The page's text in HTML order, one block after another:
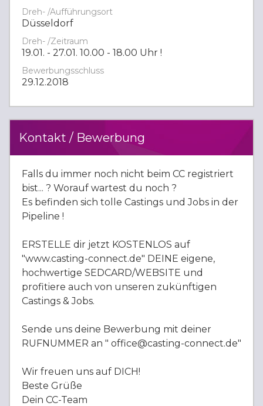
Dreh- /Aufführungsort
Düsseldorf
Dreh- /Zeitraum
19.01. - 27.01. 10.00 - 18.00 Uhr !
Bewerbungsschluss
29.12.2018
Kontakt / Bewerbung
Falls du immer noch nicht beim CC registriert
bist... ? Worauf wartest du noch ?
Es befinden sich tolle Castings und Jobs in der
Pipeline !
ERSTELLE dir jetzt KOSTENLOS auf
"www.casting-connect.de" DEINE eigene,
hochwertige SEDCARD/WEBSITE und
profitiere auch von unseren zukünftigen
Castings & Jobs.
Sende uns deine Bewerbung mit deiner
RUFNUMMER an " office@casting-connect.de"
Wir freuen uns auf DICH!
Beste Grüße
Dein CC-Team